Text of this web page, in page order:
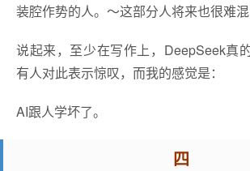
装腔作势的人。～这部分人将来也很难混
说起来，至少在写作上，DeepSeek真
有人对此表示惊叹，而我的感觉是：
AI跟人学坏了。
四